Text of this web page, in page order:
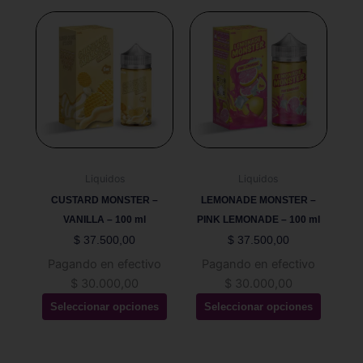
Liquidos
CUSTARD MONSTER –
VANILLA – 100 ml
$ 37.500,00
Pagando en efectivo
$ 30.000,00
Seleccionar opciones
múltiples
variantes.
Las
pueden
elegir
en
la
de
producto
Liquidos
LEMONADE MONSTER –
PINK LEMONADE – 100 ml
$ 37.500,00
Pagando en efectivo
$ 30.000,00
Seleccionar opciones
producto
tiene
múltiples
variantes.
Las
pueden
elegir
en
la
de
producto